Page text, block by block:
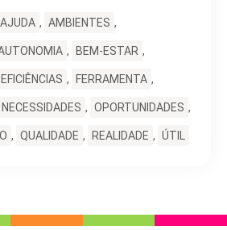
AJUDA , AMBIENTES ,
, BEM-ESTAR ,
, FERRAMENTA ,
NECESSIDADES , OPORTUNIDADES ,
, QUALIDADE , REALIDADE , ÚTIL